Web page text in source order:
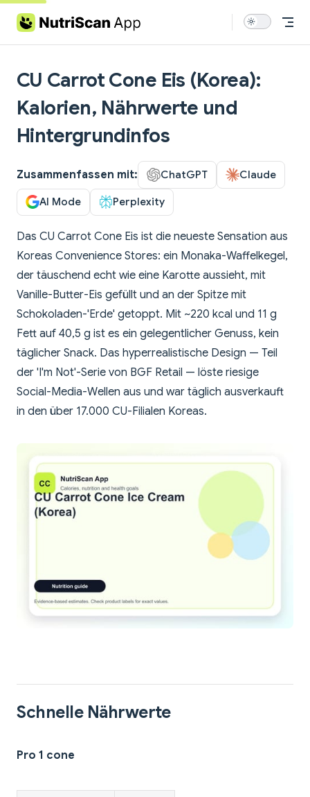
Skip to content
CU Carrot Cone Eis (Korea):
Kalorien, Nährwerte und
Hintergrundinfos
Zusammenfassen mit: ChatGPT Claude
AI Mode Perplexity
Das CU Carrot Cone Eis ist die neueste Sensation aus
Koreas Convenience Stores: ein Monaka-Waffelkegel,
der täuschend echt wie eine Karotte aussieht, mit
Vanille-Butter-Eis gefüllt und an der Spitze mit
Schokoladen-'Erde' getoppt. Mit ~220 kcal und 11 g
Fett auf 40,5 g ist es ein gelegentlicher Genuss, kein
täglicher Snack. Das hyperrealistische Design — Teil
der 'I'm Not'-Serie von BGF Retail — löste riesige
Social-Media-Wellen aus und war täglich ausverkauft
in den über 17.000 CU-Filialen Koreas.
Schnelle Nährwerte
Pro 1 cone